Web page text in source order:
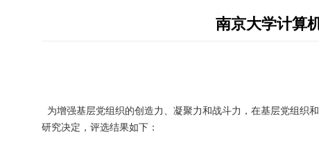
南京大学计算
为增强基层党组织的创造力、凝聚力和战斗力，在基层党组织
研究决定，评选结果如下：